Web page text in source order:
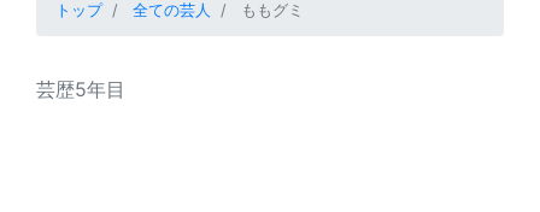
トップ 全ての芸人 ももグミ
芸歴5年目